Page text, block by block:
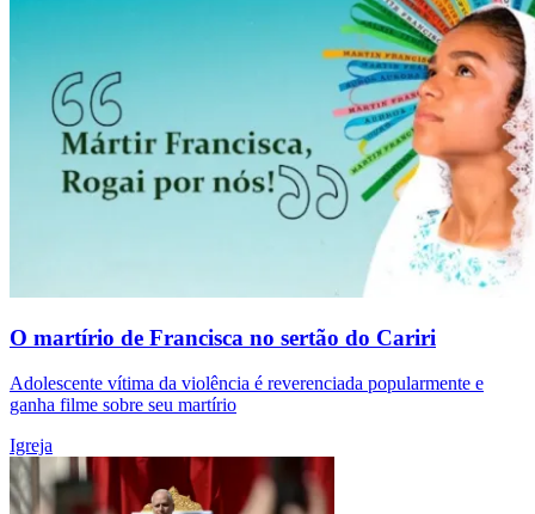
O martírio de Francisca no sertão do Cariri
Adolescente vítima da violência é reverenciada popularmente e
ganha filme sobre seu martírio
Igreja